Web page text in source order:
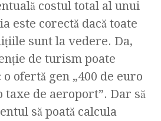
costul total al unui
este corectă dacă toate
sunt la vedere. Da,
de turism poate
ofertă gen „400 de euro
taxe de aeroport”. Dar să
să poată calcula